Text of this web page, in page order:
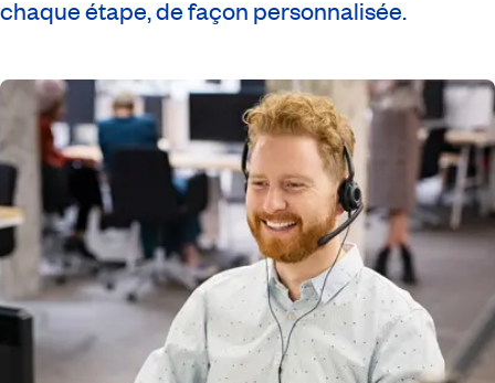
chaque étape, de façon personnalisée.